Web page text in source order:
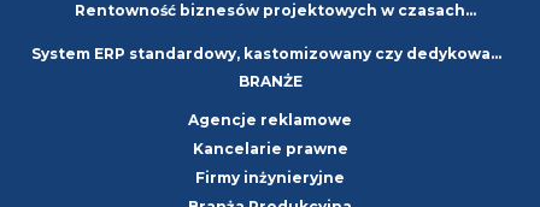
Rentowność biznesów projektowych w czasach
niepewności. Strategie i najlepsze praktyki
System ERP standardowy, kastomizowany czy dedykowany
BRANŻE
Agencje reklamowe
Kancelarie prawne
Firmy inżynieryjne